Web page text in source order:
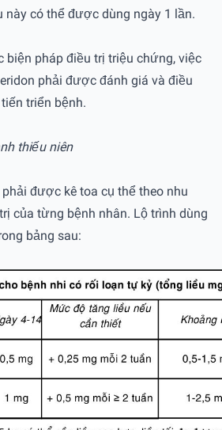
có thể được dùng ngày 1 lần.
biện pháp điều trị triệu chứng, việc
phải được đánh giá và điều
triển bệnh.
thiếu niên
được kê toa cụ thể theo nhu
của từng bệnh nhân. Lộ trình dùng
bảng sau: